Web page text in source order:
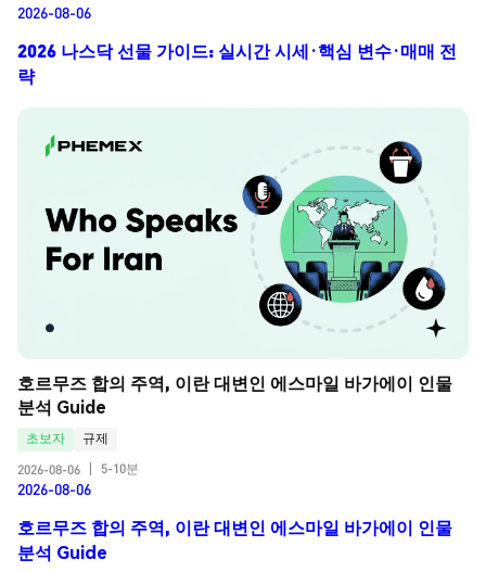
2026-08-06
2026 나스닥 선물 가이드: 실시간 시세·핵심 변수·매매 전
략
호르무즈 합의 주역, 이란 대변인 에스마일 바가에이 인물
분석 Guide
초보자
규제
2026-08-06
5-10분
2026-08-06
호르무즈 합의 주역, 이란 대변인 에스마일 바가에이 인물
분석 Guide